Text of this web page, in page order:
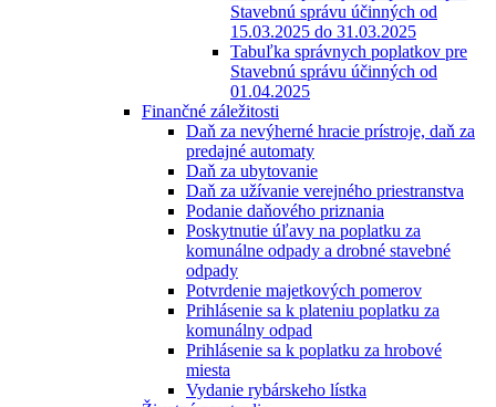
Stavebnú správu účinných od
15.03.2025 do 31.03.2025
Tabuľka správnych poplatkov pre
Stavebnú správu účinných od
01.04.2025
Finančné záležitosti
Daň za nevýherné hracie prístroje, daň za
predajné automaty
Daň za ubytovanie
Daň za užívanie verejného priestranstva
Podanie daňového priznania
Poskytnutie úľavy na poplatku za
komunálne odpady a drobné stavebné
odpady
Potvrdenie majetkových pomerov
Prihlásenie sa k plateniu poplatku za
komunálny odpad
Prihlásenie sa k poplatku za hrobové
miesta
Vydanie rybárskeho lístka